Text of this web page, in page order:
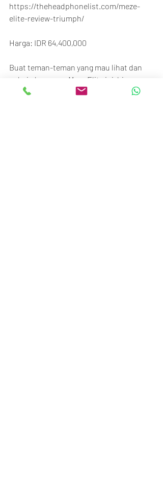
https://theheadphonelist.com/meze-
elite-review-triumph/
Harga: IDR 64,400,000
Buat teman-teman yang mau lihat dan
cobain langsung Meze Elite ini, bisa
kontak ke kita BTM Team buat kita